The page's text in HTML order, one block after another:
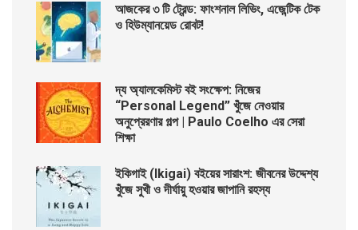
আজকের ৩ টি ট্রেন্ড: ফাংশনাল লিভিং, এজেন্টিক টেক
ও হিউম্যানয়েড রোবট!
দ্য অ্যালকেমিস্ট বই সংক্ষেপ: নিজের
“Personal Legend” খুঁজে নেওয়ার
অনুপ্রেরণার গল্প | Paulo Coelho এর সেরা
শিক্ষা
ইকিগাই (Ikigai) বইয়ের সারাংশ: জীবনের উদ্দেশ্য
খুঁজে সুখী ও দীর্ঘায়ু হওয়ার জাপানি রহস্য